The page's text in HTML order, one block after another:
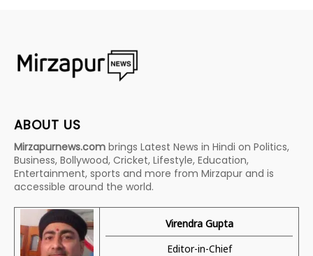
ABOUT US
Mirzapurnews.com brings Latest News in Hindi on Politics,
Business, Bollywood, Cricket, Lifestyle, Education,
Entertainment, sports and more from Mirzapur and is
accessible around the world.
Virendra Gupta
Editor-in-Chief